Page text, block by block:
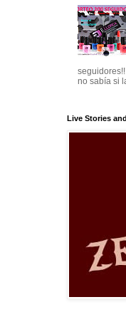
no sabía si
Live Stories